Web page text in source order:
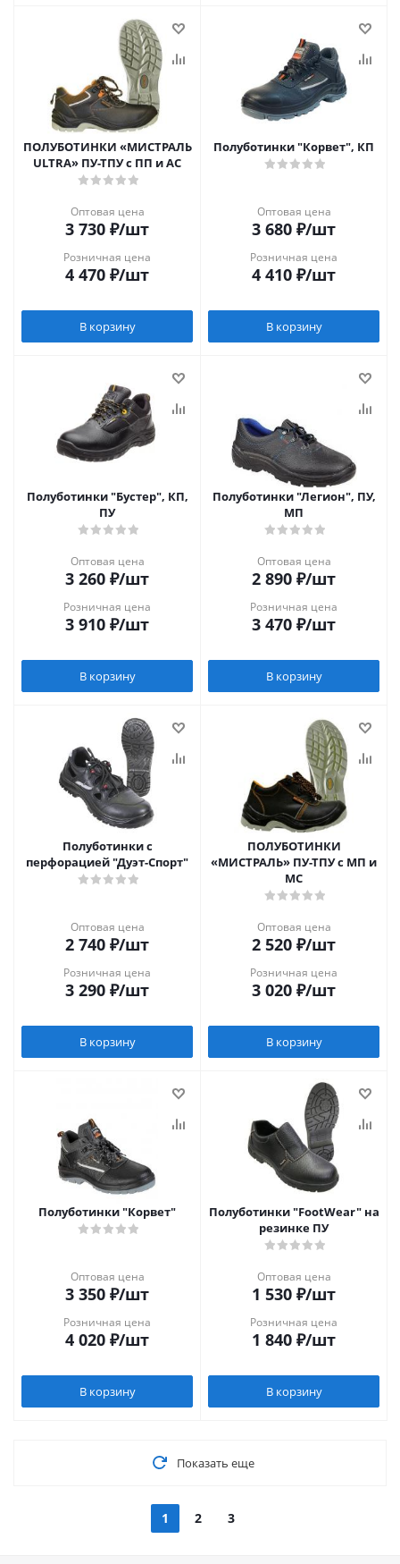
ПОЛУБОТИНКИ «МИСТРАЛЬ
ULTRA» ПУ-ТПУ с ПП и АС
Оптовая цена
3 730 ₽/шт
Розничная цена
4 470 ₽/шт
В корзину
Полуботинки "Корвет", КП
Оптовая цена
3 680 ₽/шт
Розничная цена
4 410 ₽/шт
В корзину
Полуботинки "Бустер", КП,
ПУ
Оптовая цена
3 260 ₽/шт
Розничная цена
3 910 ₽/шт
В корзину
Полуботинки "Легион", ПУ,
МП
Оптовая цена
2 890 ₽/шт
Розничная цена
3 470 ₽/шт
В корзину
Полуботинки с
перфорацией "Дуэт-Спорт"
Оптовая цена
2 740 ₽/шт
Розничная цена
3 290 ₽/шт
В корзину
ПОЛУБОТИНКИ
«МИСТРАЛЬ» ПУ-ТПУ с МП и
МС
Оптовая цена
2 520 ₽/шт
Розничная цена
3 020 ₽/шт
В корзину
Полуботинки "Корвет"
Оптовая цена
3 350 ₽/шт
Розничная цена
4 020 ₽/шт
В корзину
Полуботинки "FootWear" на
резинке ПУ
Оптовая цена
1 530 ₽/шт
Розничная цена
1 840 ₽/шт
В корзину
Показать еще
1 2 3